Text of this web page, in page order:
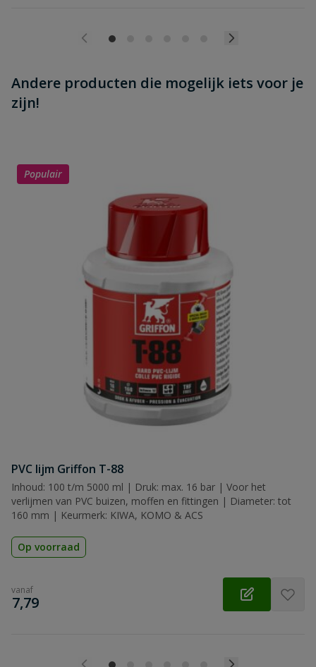
Andere producten die mogelijk iets voor je
zijn!
Populair
PVC lijm Griffon T-88
Inhoud: 100 t/m 5000 ml | Druk: max. 16 bar | Voor het
verlijmen van PVC buizen, moffen en fittingen | Diameter: tot
160 mm | Keurmerk: KIWA, KOMO & ACS
Op voorraad
vanaf
€
7,79